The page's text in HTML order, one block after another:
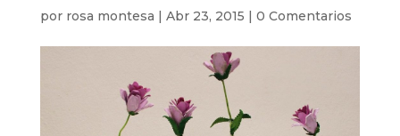
por rosa montesa | Abr 23, 2015 | 0 Comentarios